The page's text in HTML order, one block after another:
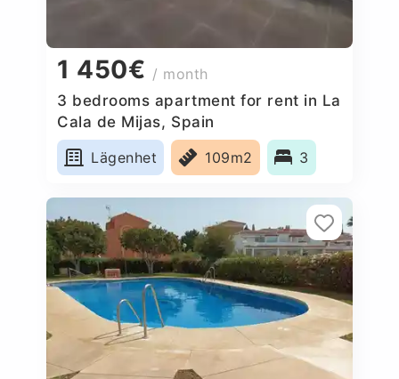
1 450€ / month
3 bedrooms apartment for rent in La
Cala de Mijas, Spain
Lägenhet
109m2 3